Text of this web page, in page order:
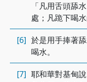
「凡用舌頭舔
處；凡跪下喝
[6] 於是用手捧著
喝水。
[7] 耶和華對基甸